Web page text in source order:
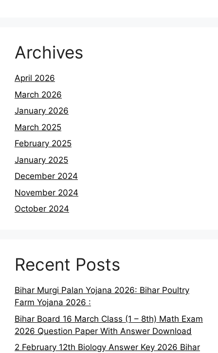
Archives
April 2026
March 2026
January 2026
March 2025
February 2025
January 2025
December 2024
November 2024
October 2024
Recent Posts
Bihar Murgi Palan Yojana 2026: Bihar Poultry
Farm Yojana 2026 :
Bihar Board 16 March Class (1 – 8th) Math Exam
2026 Question Paper With Answer Download
2 February 12th Biology Answer Key 2026 Bihar